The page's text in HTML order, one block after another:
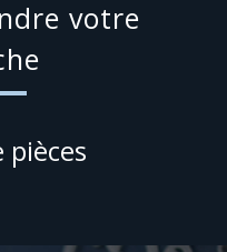
pièces